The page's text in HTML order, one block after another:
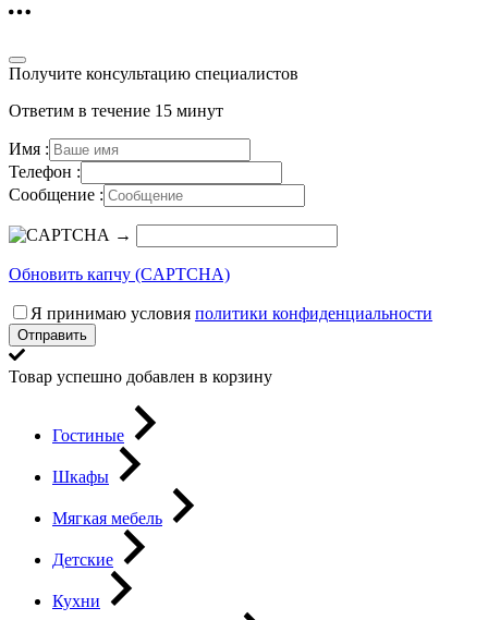
Получите консультацию специалистов
Ответим в течение 15 минут
Имя :
Телефон :
Сообщение :
→
Обновить капчу (CAPTCHA)
Я принимаю условия политики конфиденциальности
Отправить
Товар успешно добавлен в корзину
Гостиные
Шкафы
Мягкая мебель
Детские
Кухни